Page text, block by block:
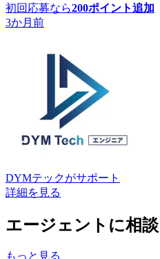
初回応募なら200ポイント追加
3か月前
DYMテックがサポート
詳細を見る
エージェントに相談
もっと見る